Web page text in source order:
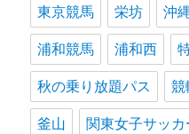
東京競馬 栄坊 沖
浦和競馬 浦和西
秋の乗り放題パス 競
釜山 関東女子サッ